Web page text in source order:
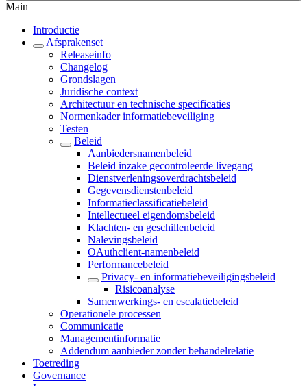
Main
Introductie
Afsprakenset
Releaseinfo
Changelog
Grondslagen
Juridische context
Architectuur en technische specificaties
Normenkader informatiebeveiliging
Testen
Beleid
Aanbiedersnamenbeleid
Beleid inzake gecontroleerde livegang
Dienstverleningsoverdrachtsbeleid
Gegevensdienstenbeleid
Informatieclassificatiebeleid
Intellectueel eigendomsbeleid
Klachten- en geschillenbeleid
Nalevingsbeleid
OAuthclient-namenbeleid
Performancebeleid
Privacy- en informatiebeveiligingsbeleid
Risicoanalyse
Samenwerkings- en escalatiebeleid
Operationele processen
Communicatie
Managementinformatie
Addendum aanbieder zonder behandelrelatie
Toetreding
Governance